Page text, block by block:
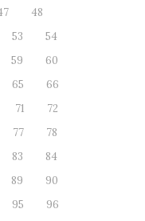
48
53
54
59
60
65
66
71
72
77
78
83
84
89
90
95
96